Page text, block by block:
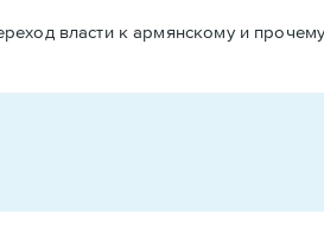
власти к армянскому и